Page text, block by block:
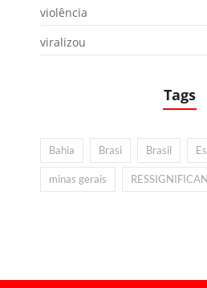
violência
viralizou
Tags
Bahia Brasi Brasil
minas gerais